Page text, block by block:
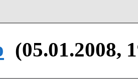
(05.01.2008,